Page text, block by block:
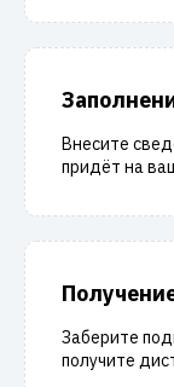
Внесите
придёт на
Заберите
получите